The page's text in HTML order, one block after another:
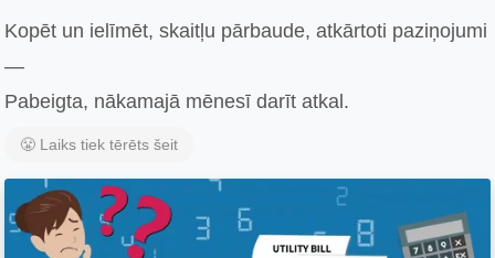
Kopēt un ielīmēt, skaitļu pārbaude, atkārtoti paziņojumi
—
Pabeigta, nākamajā mēnesī darīt atkal.
😤 Laiks tiek tērēts šeit